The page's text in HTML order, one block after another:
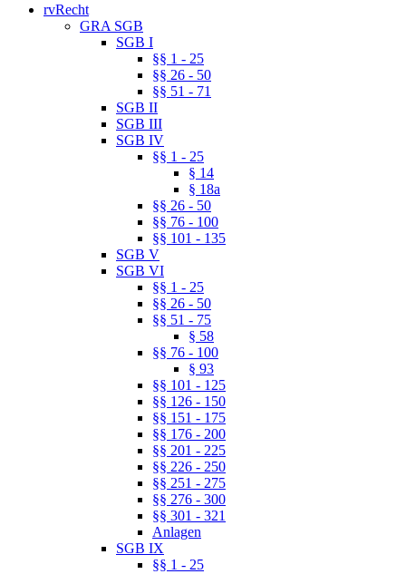
rvRecht
GRA SGB
SGB I
§§ 1 - 25
§§ 26 - 50
§§ 51 - 71
SGB II
SGB III
SGB IV
§§ 1 - 25
§ 14
§ 18a
§§ 26 - 50
§§ 76 - 100
§§ 101 - 135
SGB V
SGB VI
§§ 1 - 25
§§ 26 - 50
§§ 51 - 75
§ 58
§§ 76 - 100
§ 93
§§ 101 - 125
§§ 126 - 150
§§ 151 - 175
§§ 176 - 200
§§ 201 - 225
§§ 226 - 250
§§ 251 - 275
§§ 276 - 300
§§ 301 - 321
Anlagen
SGB IX
§§ 1 - 25